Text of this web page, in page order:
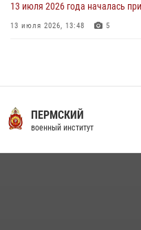
13 июля 2026 года началась
13 июля 2026, 13:48 5
16 июля 2026, 12:29 3
29 июля 2026 года в военном
приведения военнослужащих к
ПЕРМСКИЙ
военный институт